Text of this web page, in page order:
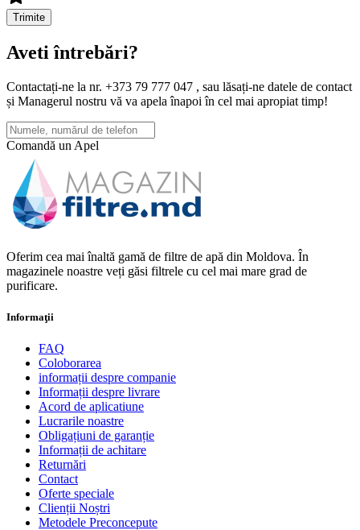
Trimite
Aveti întrebări?
Contactați-ne la nr. +373 79 777 047 , sau lăsați-ne datele de contact
și Managerul nostru vă va apela înapoi în cel mai apropiat timp!
Comandă un Apel
Oferim cea mai înaltă gamă de filtre de apă din Moldova. În
magazinele noastre veți găsi filtrele cu cel mai mare grad de
purificare.
Informaţii
FAQ
Coloborarea
informații despre companie
Informații despre livrare
Acord de aplicatiune
Lucrarile noastre
Obligațiuni de garanție
Informații de achitare
Returnări
Contact
Oferte speciale
Clienții Noștri
Metodele Preconcepute